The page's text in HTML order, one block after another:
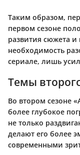
Таким образом,
первом сезоне
развития сюжета и
необходимость
сериале, лишь
Темы
Во втором сезоне
более глубокое
не только
делают его более
современными